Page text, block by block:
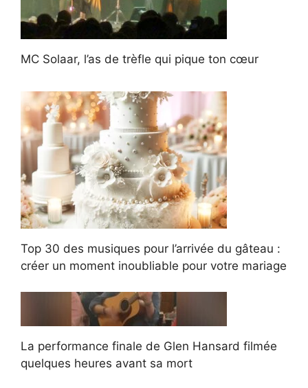
MC Solaar, l’as de trèfle qui pique ton cœur
Top 30 des musiques pour l’arrivée du gâteau :
créer un moment inoubliable pour votre mariage
La performance finale de Glen Hansard filmée
quelques heures avant sa mort